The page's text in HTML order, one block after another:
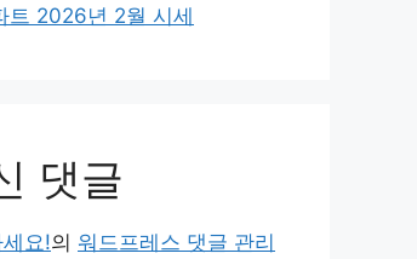
트 2026년 2월 시세
댓글
요!의 워드프레스 댓글 관리